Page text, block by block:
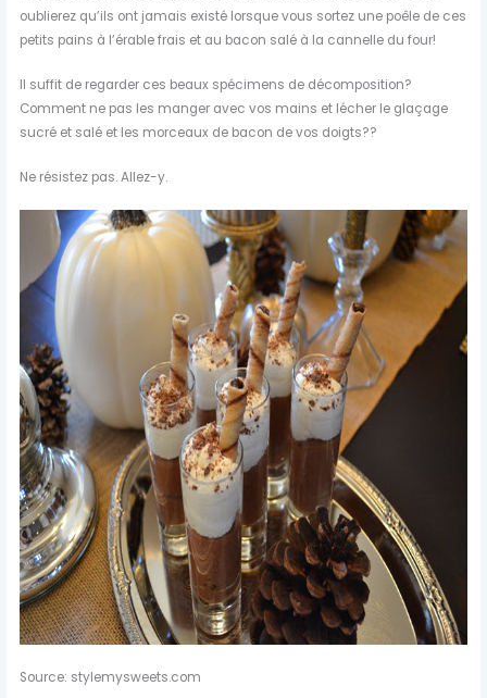
oublierez qu’ils ont jamais existé lorsque vous sortez une poêle de ces
petits pains à l’érable frais et au bacon salé à la cannelle du four!
Il suffit de regarder ces beaux spécimens de décomposition?
Comment ne pas les manger avec vos mains et lécher le glaçage
sucré et salé et les morceaux de bacon de vos doigts??
Ne résistez pas. Allez-y.
Source: stylemysweets.com